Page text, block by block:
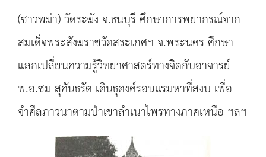
(ชาวพม่า) วัดระฆัง จ.ธนบุรี ศึกษาการพยากรณ์จาก
สมเด็จพระสังฆราชวัดสระเกศฯ จ.พระนคร ศึกษา
แลกเปลี่ยนความรู้วิทยาศาสตร์ทางจิตกับอาจารย์
พ.อ.ชม สุคันธรัต เดินธุดงค์รอนแรมหาที่สงบ เพื่อ
จำศีลภาวนาตามป่าเขาลำเนาไพรทางภาคเหนือ ฯลฯ